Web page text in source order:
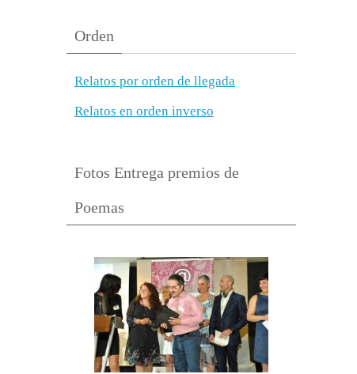
Orden
Relatos por orden de llegada
Relatos en orden inverso
Fotos Entrega premios de
Poemas